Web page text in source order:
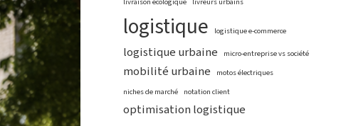
logistique logistique e-commerce
logistique urbaine micro-entreprise vs société
mobilité urbaine
motos électriques
niches de marché notation client
optimisation logistique